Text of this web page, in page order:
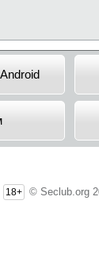
18+ © Seclub.org